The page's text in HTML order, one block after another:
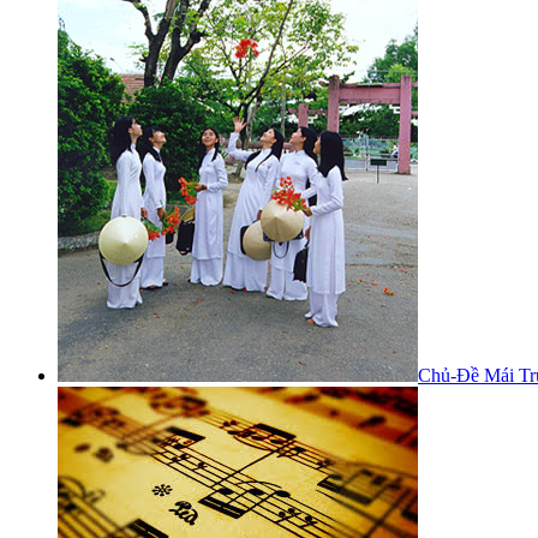
Chủ-Đề Mái